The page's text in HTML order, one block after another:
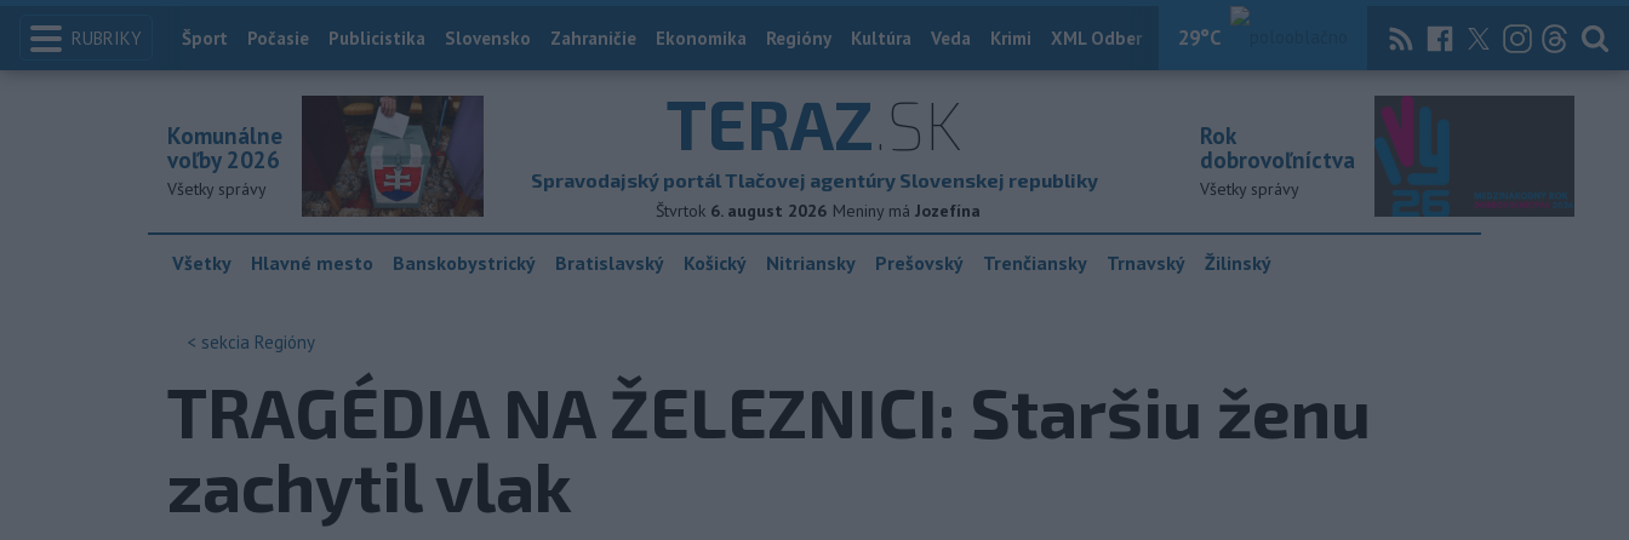
RUBRIKY 29°C
Index
Šport Počasie Publicistika Slovensko Zahraničie Ekonomika Regióny Kultúra Veda Krimi XML Odber Knihy Magazín News Now Archív
TERAZ.SK
Spravodajský portál Tlačovej agentúry Slovenskej republiky
Štvrtok 6. august 2026 Meniny má Jozefína
Komunálne
voľby 2026
Všetky správy
Rok
dobrovoľníctva
Všetky správy
Všetky Hlavné mesto Banskobystrický Bratislavský Košický Nitriansky Prešovský Trenčiansky Trnavský Žilinský
< sekcia Regióny
TRAGÉDIA NA ŽELEZNICI: Staršiu ženu
zachytil vlak